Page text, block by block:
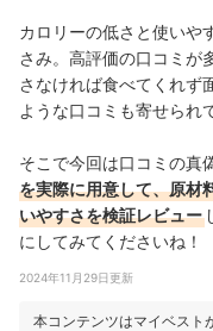
カロリーの低さと使いや
さみ。高評価の口コミが
さなければ食べてくれず
ような口コミも寄せられ
そこで今回は口コミの真
を実際に用意して、原材
いやすさを検証レビュー
にしてみてくださいね！
2024年11月29日更新
本コンテンツはマイベスト